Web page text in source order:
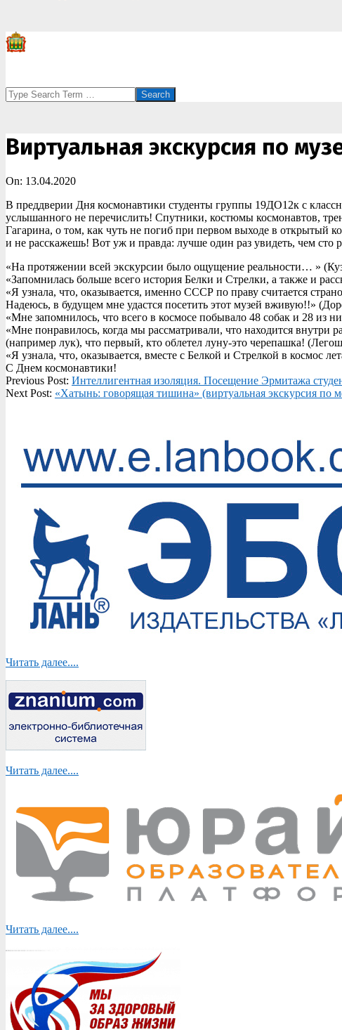
Search
Виртуальная экскурсия по
On: 13.04.2020
В преддверии Дня космонавтики студенты группы 19ДО12к с
услышанного не перечислить! Спутники, костюмы космонавтов,
Гагарина, о том, как чуть не погиб при первом выходе в открытый
и не расскажешь! Вот уж и правда: лучше один раз увидеть, чем сто
«На протяжении всей экскурсии было ощущение реальности… »
«Запомнилась больше всего история Белки и Стрелки, а также и
«Я узнала, что, оказывается, именно СССР по праву считается
Надеюсь, в будущем мне удастся посетить этот музей вживую!!»
«Мне запомнилось, что всего в космосе побывало 48 собак и 28
«Мне понравилось, когда мы рассматривали, что находится внутри
(например лук), что первый, кто облетел луну-это черепашка!
«Я узнала, что, оказывается, вместе с Белкой и Стрелкой в космос
С Днем космонавтики!
2020-
04-
Previous Post: Интеллигентная изоляция. Посещение Эрмитажа
Next Post: «Хатынь: говорящая тишина» (виртуальная экскурсия по
Читать далее....
Читать далее....
Читать далее....